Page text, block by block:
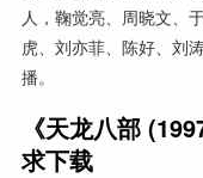
人，鞠觉亮、周晓文、
虎、刘亦菲、陈好、刘
播。
《天龙八部
求下载